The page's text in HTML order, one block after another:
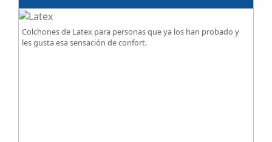
tipo de bases.
Colchones de Latex para personas que ya los han probado y
les gusta esa sensación de confort.